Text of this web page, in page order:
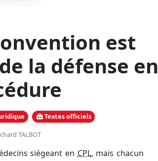
est
la défense en
Textes officiels
TALBOT
siégeant en CPL, mais chacun